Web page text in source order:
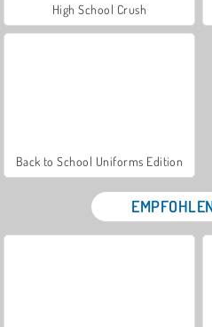
High School Crush
Back to School Uniforms Edition